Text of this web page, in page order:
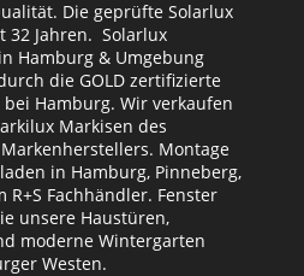
Die geprüfte Solarlux
32 Jahren. Solarlux
Hamburg & Umgebung
die GOLD zertifizierte
Hamburg. Wir verkaufen
Markisen des
Montage
in Hamburg, Pinneberg,
R+S Fachhändler. Fenster
unsere Haustüren,
moderne Wintergarten
Westen.